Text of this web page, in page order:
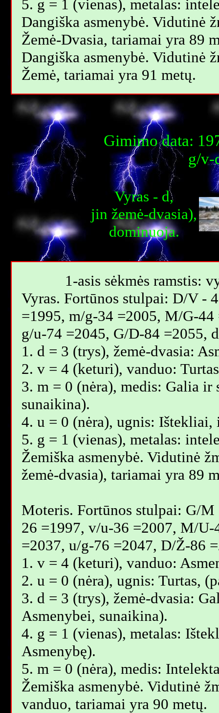
5. g = 1 (vienas), metalas:
Dangiška asmenybė. Vidutinė
Žemė-Dvasia, tariamai yra 89
Dangiška asmenybė. Vidutinė
Žemė, tariamai yra 91 metų.
Gimimo data:
g/v-
Vyras - d,
jin žemė-dvasia),
dominuoja.
1-asis sėkmės ramstis:
Vyras. Fortūnos stulpai: D/V -
=1995, m/g-34 =2005, M/G-
g/u-74 =2045, G/D-84 =2055,
1. d = 3 (trys), žemė-dvasia:
2. v = 4 (keturi), vanduo:
3. m = 0 (nėra), medis: Galia ir
sunaikina).
4. u = 0 (nėra), ugnis:
5. g = 1 (vienas), metalas:
Žemiška asmenybė. Vidutinė
žemė-dvasia), tariamai yra 89
Moteris. Fortūnos stulpai: G/
26 =1997, v/u-36 =2007, M/
=2037, u/g-76 =2047, D/Ž-86
1. v = 4 (keturi), vanduo:
2. u = 0 (nėra), ugnis: Turtas,
3. d = 3 (trys), žemė-dvasia:
Asmenybei, sunaikina).
4. g = 1 (vienas), metalas:
Asmenybę).
5. m = 0 (nėra), medis:
Žemiška asmenybė. Vidutinė
vanduo, tariamai yra 90 metų.